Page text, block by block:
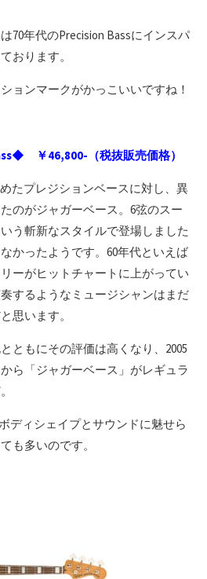
70年代のPrecision Bassにインスパ
おります。
ョンマークがかっこいいですね！
￥46,800-（税抜販売価格）
たプレジションベースに対し、異
のがジャガーベース。6弦のスー
う斬新なスタイルで登場しました
かったようです。60年代といえば
ーがヒットチャートに上がってい
するようなミュージシャンはまだ
思います。
ともにその評価は高くなり、2005
ら「ジャガーベース」がレギュラ
ディシェイプとサウンドに魅せら
も多いのです。